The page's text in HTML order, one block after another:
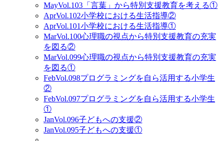
MayVol.103 「言葉」から特別支援教育を考える①
AprVol.102小学校における生活指導②
AprVol.101小学校における生活指導①
MarVol.100心理職の視点から特別支援教育の充実
を図る②
MarVol.099心理職の視点から特別支援教育の充実
を図る①
FebVol.098プログラミングを自ら活用する小学生
②
FebVol.097プログラミングを自ら活用する小学生
①
JanVol.096子どもへの支援②
JanVol.095子どもへの支援①